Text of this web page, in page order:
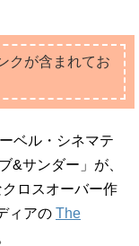
クが含まれてお
ベル・シネマテ
&サンダー」が、
クロスオーバー作
ィアの The